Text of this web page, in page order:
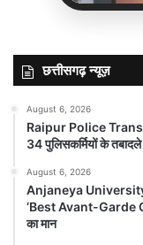
Anjaneya
डिज़ाइन
Avant-
छत्तीसगढ़ न्यूज़
August 6, 2026
Raipur Police
34 पुलिसकर्मियों के तबादले
August 6, 2026
Anjaneya University:
‘Best Avant-Garde
का मान